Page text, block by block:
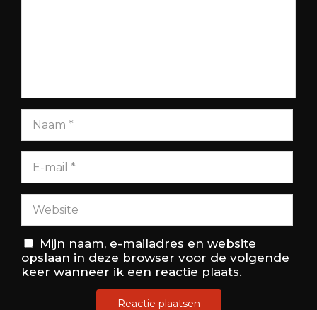
Mijn naam, e-mailadres en website
opslaan in deze browser voor de volgende
keer wanneer ik een reactie plaats.